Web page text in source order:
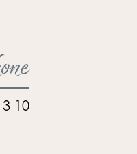
10